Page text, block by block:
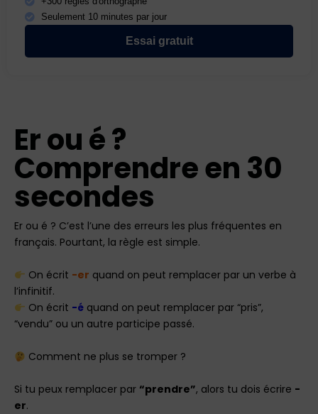
Seulement 10 minutes par jour
Essai gratuit
Er ou é ?
Comprendre en 30
secondes
Er ou é ? C’est l’une des erreurs les plus fréquentes en
français. Pourtant, la règle est simple.
On écrit -er quand on peut remplacer par un verbe à
l’infinitif.
On écrit -équand on peut remplacer par “pris”,
“vendu” ou un autre participe passé.
Comment ne plus se tromper ?
Si tu peux remplacer par “prendre”, alors tu dois écrire -
er.